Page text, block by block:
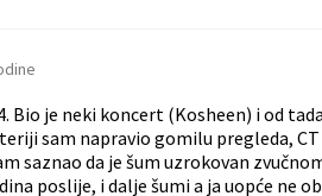
Bio je neki koncert (Kosheen) i od
sam napravio gomilu pregleda, CT
saznao da je šum uzrokovan
poslije, i dalje šumi a ja uopće ne